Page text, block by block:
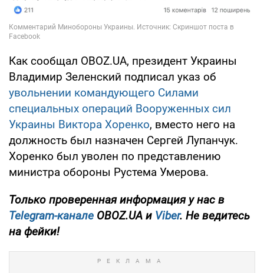
Как сообщал OBOZ.UA, президент Украины
Владимир Зеленский подписал указ об
увольнении командующего Силами
специальных операций Вооруженных сил
Украины Виктора Хоренко, вместо него на
должность был назначен Сергей Лупанчук.
Хоренко был уволен по представлению
министра обороны Рустема Умерова.
Только проверенная информация у нас в
Telegram-канале OBOZ.UA и Viber. Не ведитесь
на фейки!